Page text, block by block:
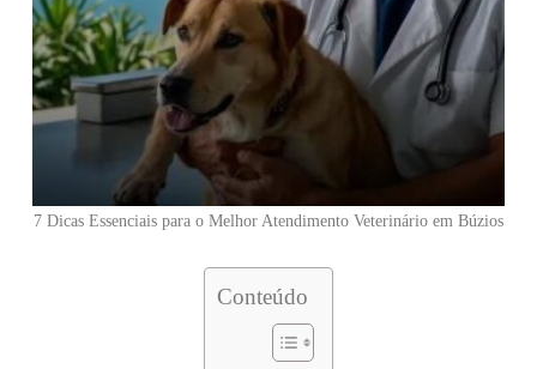
7 Dicas Essenciais para o Melhor Atendimento Veterinário em Búzios
Conteúdo